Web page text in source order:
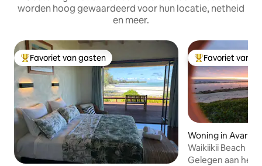
worden hoog gewaardeerd voor hun locatie, netheid
en meer.
Topfavoriet van gasten
Favoriet van gasten Topfavoriet van
Favoriet van
Woning in Avarua
Waikiikii Beach
uitzicht op de
Gelegen aan het